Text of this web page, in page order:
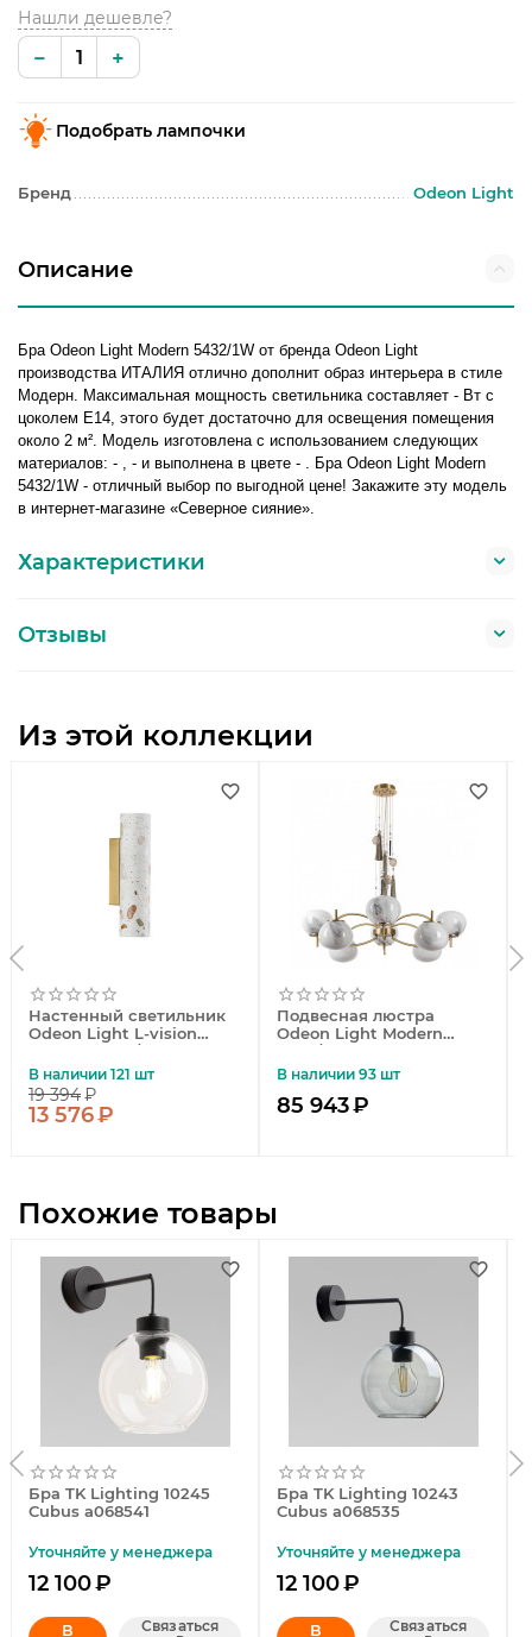
Нашли дешевле?
+
−
Подобрать лампочки
Бренд Odeon Light
Описание
Бра Odeon Light Modern 5432/1W от бренда Odeon Light
производства ИТАЛИЯ отлично дополнит образ интерьера в стиле
Модерн. Максимальная мощность светильника составляет - Вт с
цоколем E14, этого будет достаточно для освещения помещения
около 2 м². Модель изготовлена с использованием следующих
материалов: - , - и выполнена в цвете - . Бра Odeon Light Modern
5432/1W - отличный выбор по выгодной цене! Закажите эту модель
в интернет-магазине «Северное сияние».
Характеристики
Отзывы
Из этой коллекции
Настенный светильник
Odeon Light L-vision
Terrazzo 7012/12WL
В наличии 121 шт
19 394₽
13 576₽
Подвесная люстра
Odeon Light Modern
5432/8
В наличии 93 шт
85 943₽
Похожие товары
Бра TK Lighting 10245
Cubus a068541
Уточняйте у менеджера
12 100₽
В
Связаться
Бра TK Lighting 10243
Cubus a068535
Уточняйте у менеджера
12 100₽
В
Связаться
НОВОГОДНИЕ ТОВАРЫ